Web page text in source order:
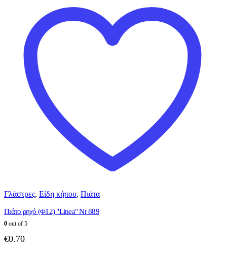
Γλάστρες, Είδη κήπου, Πιάτα
Πιάτο ρηχό (Φ12) "Linea" Nr 889
0 out of 5
€0.70